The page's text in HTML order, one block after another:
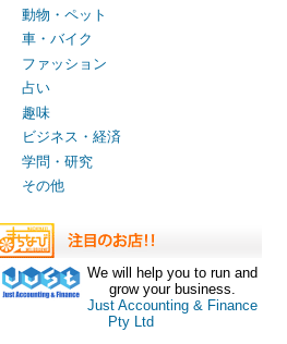
動物・ペット
車・バイク
ファッション
占い
趣味
ビジネス・経済
学問・研究
その他
We will help you to run and
grow your business.
Just Accounting & Finance
Pty Ltd